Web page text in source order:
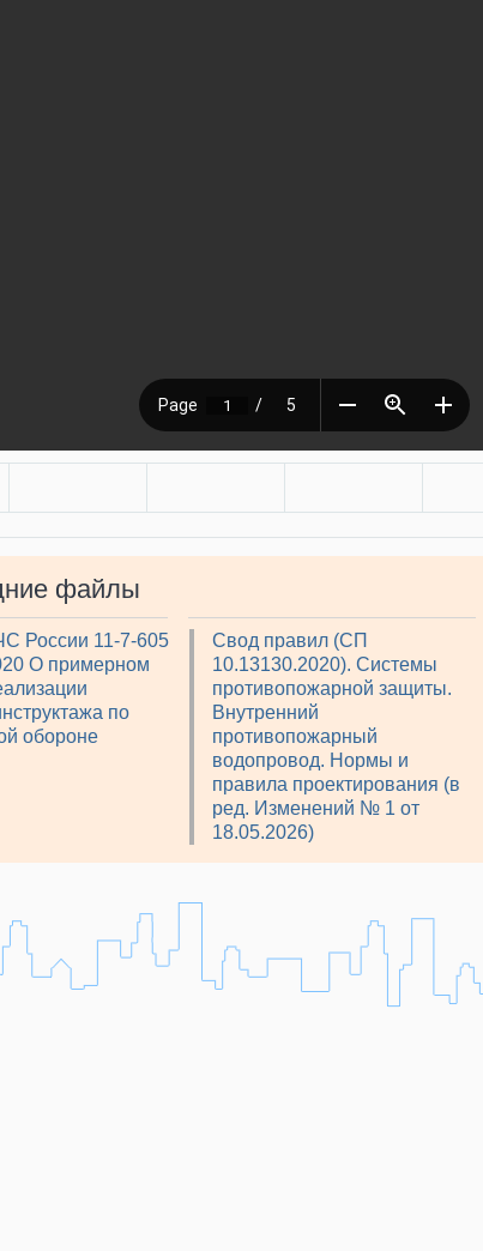
файлы
России 11-7-605
О примерном
по
обороне
Свод правил (СП
10.13130.2020). Системы
противопожарной защиты.
Внутренний
противопожарный
водопровод. Нормы и
правила проектирования (в
ред. Изменений № 1 от
18.05.2026)